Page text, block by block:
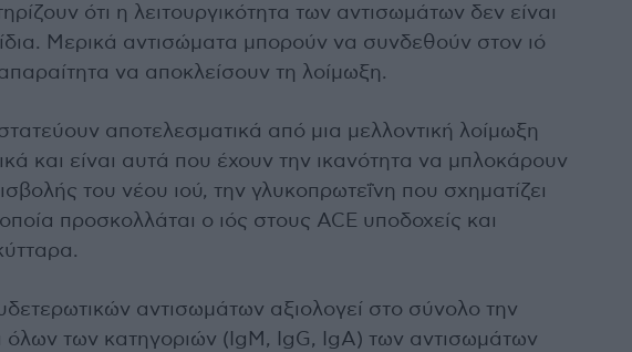
ότι η λειτουργικότητα των αντισωμάτων δεν είναι
Μερικά αντισώματα μπορούν να συνδεθούν στον ιό
να αποκλείσουν τη λοίμωξη.
αποτελεσματικά από μια μελλοντική λοίμωξη
και είναι αυτά που έχουν την ικανότητα να μπλοκάρουν
του νέου ιού, την γλυκοπρωτεΐνη που σχηματίζει
προσκολλάται ο ιός στους ACE υποδοχείς και
αντισωμάτων αξιολογεί στο σύνολο την
όλων των κατηγοριών (IgM, IgG, IgA) των αντισωμάτων